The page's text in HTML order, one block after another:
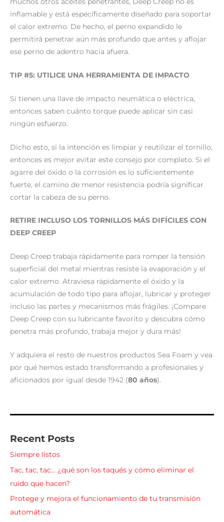
inflamable y está específicamente diseñado para soportar
el calor extremo. De hecho, el perno expandido le
permitirá penetrar aún más profundo que antes y aflojar
ese perno de adentro hacia afuera.
TIP #5: UTILICE UNA HERRAMIENTA DE IMPACTO
Si tienen una llave de impacto neumática o eléctrica,
entonces saben cuánto torque puede aplicar sin casi
ningún esfuerzo.
Dicho esto, si la intención es limpiar y reutilizar el tornillo,
entonces es mejor evitar este consejo por completo. Si el
agarre del óxido o la corrosión es lo suficientemente
fuerte, el camino de menor resistencia podría significar
cortar la cabeza de su perno.
RETIRE INCLUSO LOS TORNILLOS MÁS DIFÍCILES CON
DEEP CREEP
Deep Creep trabaja rápidamente para romper la tensión
superficial del metal mientras resiste la evaporación y el
calor extremo. Atraviesa rápidamente el óxido y la
acumulación de todo tipo para aflojar, lubricar y proteger
incluso las partes y mecanismos más frágiles. ¡Compare
Deep Creep con su lubricante favorito y descubra cómo
penetra más profundo, trabaja mejor y dura más!
Y adquiera el resto de nuestros productos Sea Foam y vea
por qué hemos estado transformando a profesionales y
aficionados por igual desde 1942 (80 años).
Recent Posts
Siempre listos
Tac, tac, tac… ¿qué son los taqués y cómo eliminar el
ruido que hacen?
Protege y mejora el funcionamiento de tu transmisión
automática